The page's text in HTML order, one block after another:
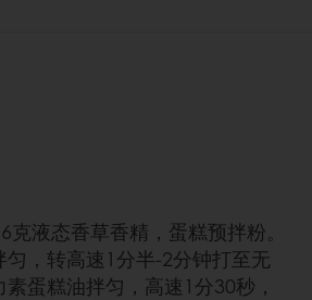
克液态香草香精，蛋糕预拌粉。
，转高速1分半-2分钟打至无
蛋糕油拌匀，高速1分30秒，